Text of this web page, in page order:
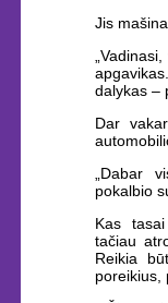
Jis
dalykas –
Dar
„Dabar
pokalbio
Kas
tačiau
Reikia
poreikius,